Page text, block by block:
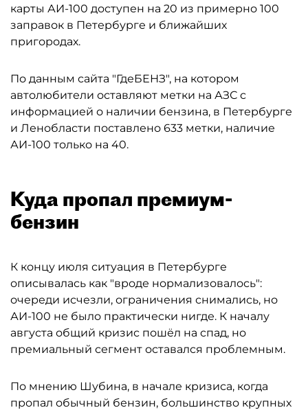
карты АИ-100 доступен на 20 из примерно 100
заправок в Петербурге и ближайших
пригородах.
По данным сайта "ГдеБЕНЗ", на котором
автолюбители оставляют метки на АЗС с
информацией о наличии бензина, в Петербурге
и Ленобласти поставлено 633 метки, наличие
АИ-100 только на 40.
Куда пропал премиум-
бензин
К концу июля ситуация в Петербурге
описывалась как "вроде нормализовалось":
очереди исчезли, ограничения снимались, но
АИ-100 не было практически нигде. К началу
августа общий кризис пошёл на спад, но
премиальный сегмент оставался проблемным.
По мнению Шубина, в начале кризиса, когда
пропал обычный бензин, большинство крупных